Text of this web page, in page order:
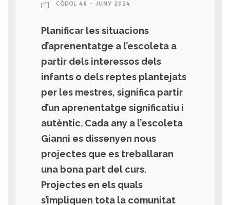
CÒDOL 46 - JUNY 2024
Planificar les situacions
d’aprenentatge a l’escoleta a
partir dels interessos dels
infants o dels reptes plantejats
per les mestres, significa partir
d’un aprenentatge significatiu i
autèntic. Cada any a l’escoleta
Gianni es dissenyen nous
projectes que es treballaran
una bona part del curs.
Projectes en els quals
s’impliquen tota la comunitat